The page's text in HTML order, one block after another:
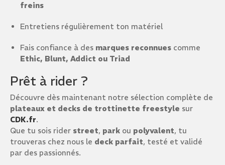
freins
Entretiens régulièrement ton matériel
Fais confiance à des marques reconnues comme
Ethic, Blunt, Addict ou Triad
Prêt à rider ?
Découvre dès maintenant notre sélection complète de
plateaux et decks de trottinette freestyle sur
CDK.fr.
Que tu sois rider street, park ou polyvalent, tu
trouveras chez nous le deck parfait, testé et validé
par des passionnés.